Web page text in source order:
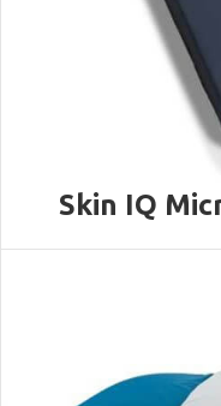
Skin IQ